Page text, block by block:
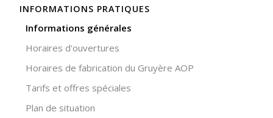
INFORMATIONS PRATIQUES
Informations générales
Horaires d'ouvertures
Horaires de fabrication du Gruyère AOP
Tarifs et offres spéciales
Plan de situation